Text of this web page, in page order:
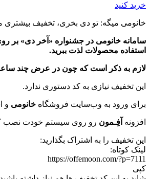
خرید کنید
خانومی میگه: تو دی بخری، تخفیف بیشتری
استفاده‌ محصولات لذت ببرید.
لازم به ذکر است که چون در عرض چند
این تخفیف نیازی به کد دستوری ندارد.
برای ورود به وب‌سایت فروشگاه خانومی و
افزونه آفِـمون رو روی سیستم خودت نصب
این تخفیف را به اشتراک بگذارید:
لینک کوتاه:
https://offemoon.com/?p=7111
کپی